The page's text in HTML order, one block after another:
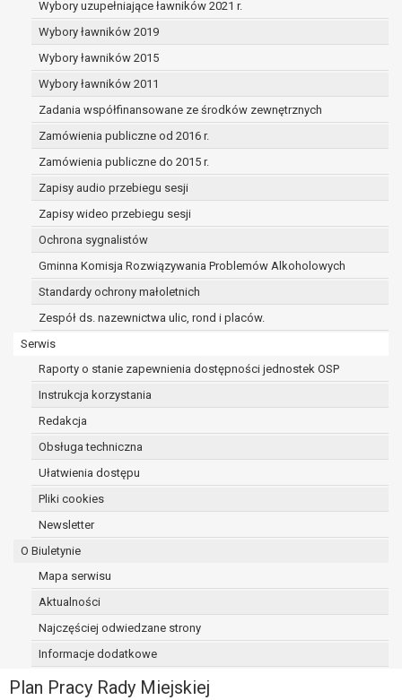
Wybory uzupełniające ławników 2021 r.
Wybory ławników 2019
Wybory ławników 2015
Wybory ławników 2011
Zadania współfinansowane ze środków zewnętrznych
Zamówienia publiczne od 2016 r.
Zamówienia publiczne do 2015 r.
Zapisy audio przebiegu sesji
Zapisy wideo przebiegu sesji
Ochrona sygnalistów
Gminna Komisja Rozwiązywania Problemów Alkoholowych
Standardy ochrony małoletnich
Zespół ds. nazewnictwa ulic, rond i placów.
Serwis
Raporty o stanie zapewnienia dostępności jednostek OSP
Instrukcja korzystania
Redakcja
Obsługa techniczna
Ułatwienia dostępu
Pliki cookies
Newsletter
O Biuletynie
Mapa serwisu
Aktualności
Najczęściej odwiedzane strony
Informacje dodatkowe
Plan Pracy Rady Miejskiej
niezgodnie z prawem,
dane osobowe muszą być usunięte w
celu wywiązania się z obowiązku
prawo do żądania ograniczenia
przetwarzania danych osobowych na
podstawie art. 18 RODO, w przypadku gdy:
osoba, której dane dotyczą
kwestionuje prawidłowość danych
osobowych – na okres pozwalający
administratorowi sprawdzić
przetwarzanie danych jest niezgodne
z prawem, a osoba, której dane
dotyczą, sprzeciwia się usunięciu
danych, żądając w zamian ich
ograniczenia,
danych dla swoich celów, ale osoba,
której dane dotyczą, potrzebuje ich do
ustalenia, obrony lub dochodzenia
roszczeń,
osoba, której dane dotyczą, wniosła
sprzeciw wobec przetwarzania
danych - do czasu ustalenia czy
prawnie uzasadnione podstawy po
podstawie art. 20 RODO, w przypadku gdy
przetwarzanie danych odbywa się na
której dane dotyczą lub na podstawie
zgody wyrażonej przez tą osobę,